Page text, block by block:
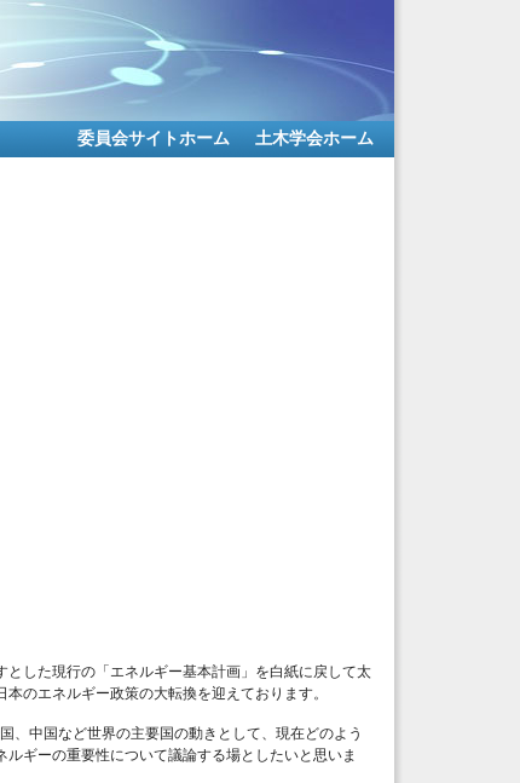
委員会サイトホーム 土木学会ホーム
とした現行の「エネルギー基本計画」を白紙に戻して太
のエネルギー政策の大転換を迎えております。
、中国など世界の主要国の動きとして、現在どのよう
ギーの重要性について議論する場としたいと思いま